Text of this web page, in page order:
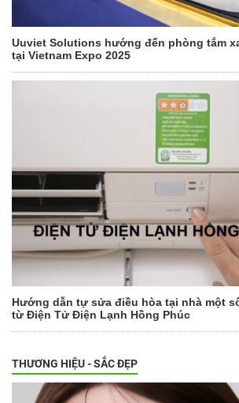
Uuviet Solutions hướng đến phòng tắm
tại Vietnam Expo 2025
Hướng dẫn tự sửa điều hòa tại nhà một
từ Điện Tử Điện Lạnh Hồng Phúc
THƯƠNG HIỆU - SẮC ĐẸP